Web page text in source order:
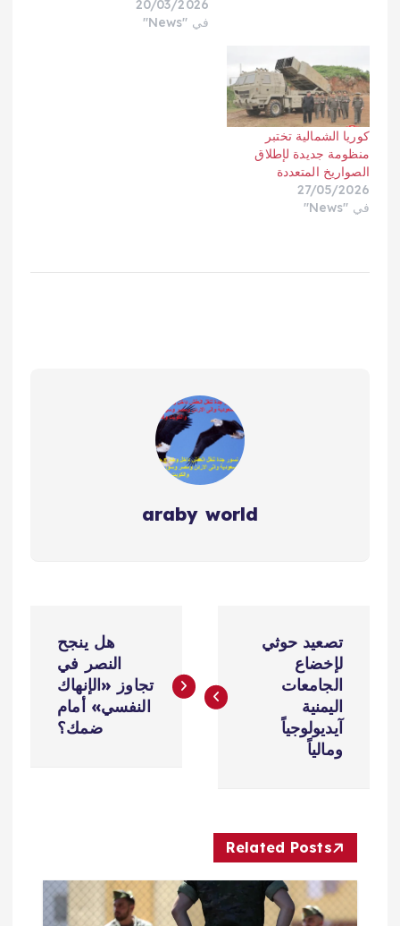
20/03/2026
في "News"
كوريا الشمالية تختبر
منظومة جديدة لإطلاق
الصواريخ المتعددة
27/05/2026
في "News"
araby world
ص
م
تصعيد حوثي
لإخضاع
الجامعات
اليمنية
آيديولوجياً
ومالياً
هل ينجح
النصر في
تجاوز «الإنهاك
النفسي» أمام
ضمك؟
Related Posts